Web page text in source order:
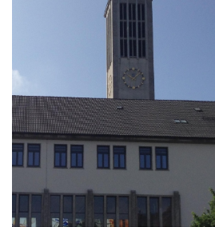
MUSIK
GREMIEN